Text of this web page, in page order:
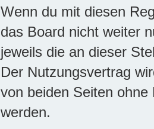
Wenn du mit diesen
das Board nicht weiter
jeweils die an dieser
Der Nutzungsvertrag
von beiden Seiten
werden.